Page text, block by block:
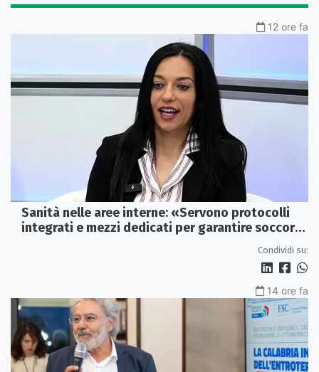
12 ore fa
Sanità nelle aree interne: «Servono protocolli
integrati e mezzi dedicati per garantire soccorsi
Condividi su:
14 ore fa